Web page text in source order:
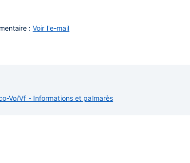
: Voir l'e-mail
Vo/Vf - Informations et palmarès